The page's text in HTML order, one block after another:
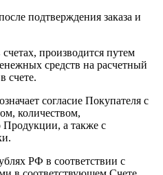
подтверждения заказа и
производится путем
средств на расчетный
счете.
согласие Покупателя с
количеством,
Продукции, а также с
РФ в соответствии с